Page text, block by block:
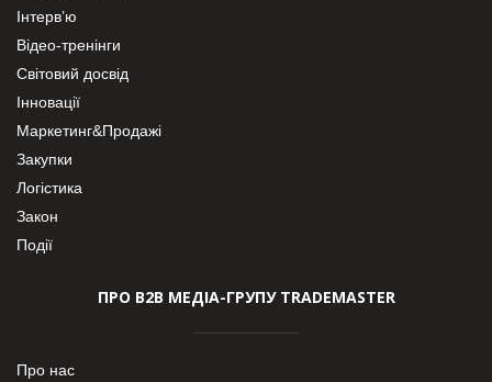
Інтерв’ю
Відео-тренінги
Світовий досвід
Інновації
Маркетинг&Продажі
Закупки
Логістика
Закон
Події
ПРО В2В МЕДІА-ГРУПУ TRADEMASTER
Про нас